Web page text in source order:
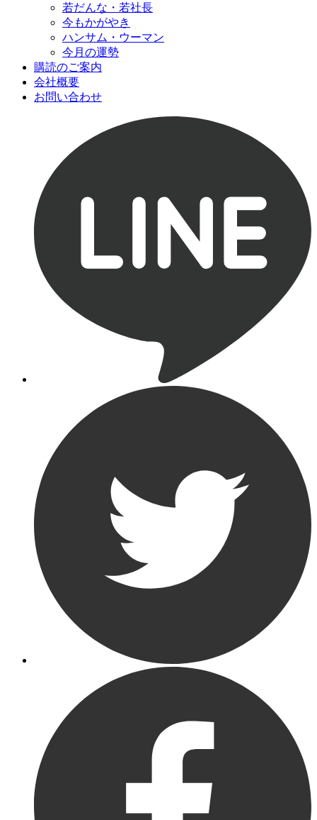
若だんな・若社長
今もかがやき
ハンサム・ウーマン
今月の運勢
購読のご案内
会社概要
お問い合わせ